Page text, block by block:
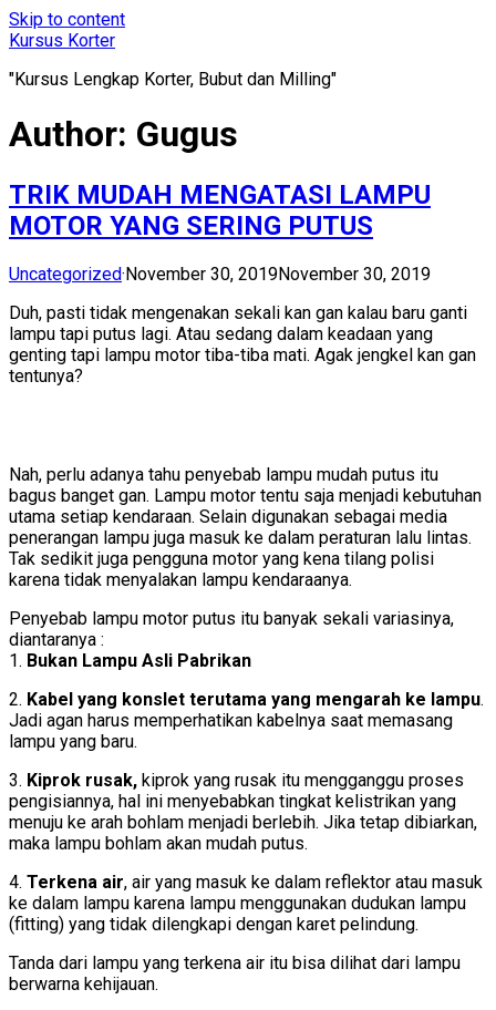
Skip to content
Kursus Korter
"Kursus Lengkap Korter, Bubut dan Milling"
Author: Gugus
TRIK MUDAH MENGATASI LAMPU
MOTOR YANG SERING PUTUS
Uncategorized·November 30, 2019November 30, 2019
Duh, pasti tidak mengenakan sekali kan gan kalau baru ganti
lampu tapi putus lagi. Atau sedang dalam keadaan yang
genting tapi lampu motor tiba-tiba mati. Agak jengkel kan gan
tentunya?
Nah, perlu adanya tahu penyebab lampu mudah putus itu
bagus banget gan. Lampu motor tentu saja menjadi kebutuhan
utama setiap kendaraan. Selain digunakan sebagai media
penerangan lampu juga masuk ke dalam peraturan lalu lintas.
Tak sedikit juga pengguna motor yang kena tilang polisi
karena tidak menyalakan lampu kendaraanya.
Penyebab lampu motor putus itu banyak sekali variasinya,
diantaranya :
1. Bukan Lampu Asli Pabrikan
2. Kabel yang konslet terutama yang mengarah ke lampu.
Jadi agan harus memperhatikan kabelnya saat memasang
lampu yang baru.
3. Kiprok rusak, kiprok yang rusak itu mengganggu proses
pengisiannya, hal ini menyebabkan tingkat kelistrikan yang
menuju ke arah bohlam menjadi berlebih. Jika tetap dibiarkan,
maka lampu bohlam akan mudah putus.
4. Terkena air, air yang masuk ke dalam reflektor atau masuk
ke dalam lampu karena lampu menggunakan dudukan lampu
(fitting) yang tidak dilengkapi dengan karet pelindung.
Tanda dari lampu yang terkena air itu bisa dilihat dari lampu
berwarna kehijauan.